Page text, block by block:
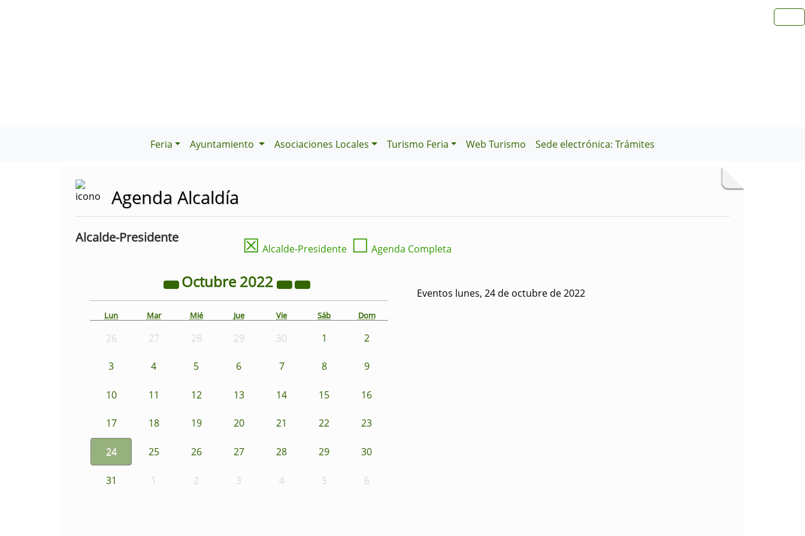
Feria Ayuntamiento Asociaciones Locales Turismo Feria Web Turismo Sede electrónica: Trámites
Agenda Alcaldía
Alcalde-Presidente ☒ Alcalde-Presidente ☐ Agenda Completa
Octubre2022
Lun Mar Mié Jue Vie Sáb Dom
26 27 28 29 30 1 2
3 4 5 6 7 8 9
10 11 12 13 14 15 16
17 18 19 20 21 22 23
24 25 26 27 28 29 30
31 1 2 3 4 5 6
Eventos lunes, 24 de octubre de 2022